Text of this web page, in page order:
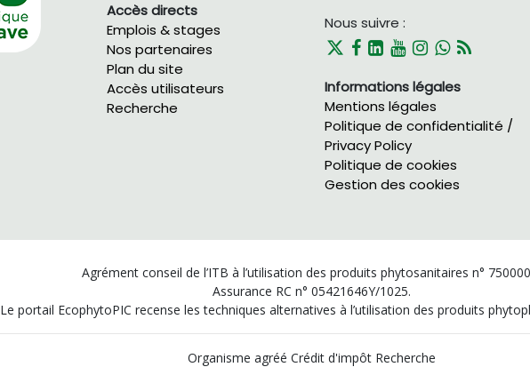
Nous suivre :
Informations légales
Mentions légales
Politique de confidentialité /
Privacy Policy
Politique de cookies
Gestion des cookies
Accès directs
Emplois & stages
Nos partenaires
Plan du site
Accès utilisateurs
Recherche
Agrément conseil de l’ITB à l’utilisation des produits phytosanitaires n°
Assurance RC n° 05421646Y/1025.
Le portail EcophytoPIC recense les techniques alternatives à l’utilisation des produits
Organisme agréé Crédit d'impôt Recherche